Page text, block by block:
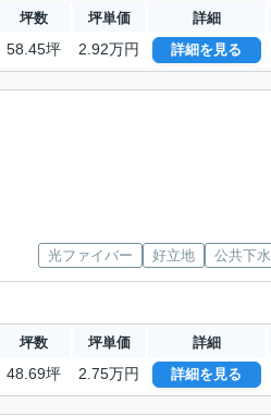
坪数 坪単価 詳細
58.45坪 2.92万円 詳細を見る
光ファイバー 好立地 公共下水
坪数 坪単価 詳細
48.69坪 2.75万円 詳細を見る